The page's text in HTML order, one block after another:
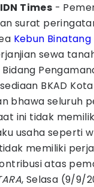
Times -
surat
Kebun Binatang
sewa
Bidang
BKAD
bhawa seluruh
ini tidak
usaha seperti
memiliki
atas
, Selasa (9/9/